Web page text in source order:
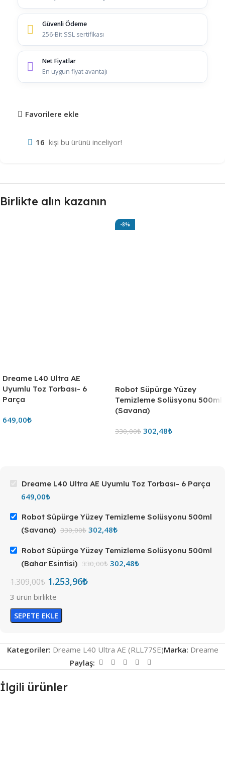
Güvenli Ödeme
256-Bit SSL sertifikası
Net Fiyatlar
En uygun fiyat avantajı
Favorilere ekle
16 kişi bu ürünü inceliyor!
Birlikte alın kazanın
Dreame L40 Ultra AE
Uyumlu Toz Torbası- 6
Parça
649,00₺
-8%
Dreame L40 Ultra AE Uyumlu Toz Torbası- 6 Parça
649,00₺
Robot Süpürge Yüzey Temizleme Solüsyonu 500ml
(Savana) 330,00₺ 302,48₺
Robot Süpürge Yüzey Temizleme Solüsyonu 500ml
(Bahar Esintisi) 330,00₺ 302,48₺
1.309,00₺ 1.253,96₺
3 ürün birlikte
SEPETE EKLE
Kategoriler: Dreame L40 Ultra AE (RLL77SE)Marka: Dreame
Paylaş:
İlgili ürünler